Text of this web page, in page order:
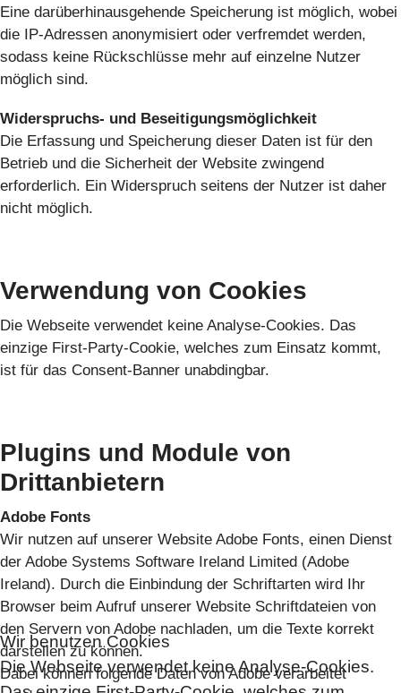
Eine darüberhinausgehende Speicherung ist möglich, wobei
die IP-Adressen anonymisiert oder verfremdet werden,
sodass keine Rückschlüsse mehr auf einzelne Nutzer
möglich sind.
Widerspruchs- und Beseitigungsmöglichkeit
Die Erfassung und Speicherung dieser Daten ist für den
Betrieb und die Sicherheit der Website zwingend
erforderlich. Ein Widerspruch seitens der Nutzer ist daher
nicht möglich.
Verwendung von Cookies
Die Webseite verwendet keine Analyse-Cookies. Das
einzige First-Party-Cookie, welches zum Einsatz kommt,
ist für das Consent-Banner unabdingbar.
Plugins und Module von
Drittanbietern
Adobe Fonts
Wir nutzen auf unserer Website Adobe Fonts, einen Dienst
der Adobe Systems Software Ireland Limited (Adobe
Ireland). Durch die Einbindung der Schriftarten wird Ihr
Browser beim Aufruf unserer Website Schriftdateien von
den Servern von Adobe nachladen, um die Texte korrekt
darstellen zu können.
Dabei können folgende Daten von Adobe verarbeitet
Wir benutzen Cookies
Die Webseite verwendet keine Analyse-Cookies.